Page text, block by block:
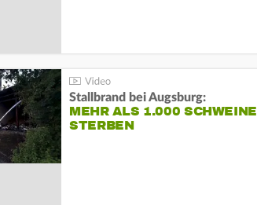
Stallbrand bei Augsburg:
MEHR ALS 1.000 SCHWEINE
STERBEN